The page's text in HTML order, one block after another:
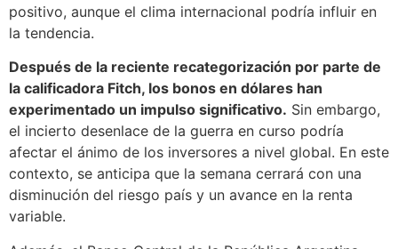
positivo, aunque el clima internacional podría influir en
la tendencia.
Después de la reciente recategorización por parte de
la calificadora Fitch, los bonos en dólares han
experimentado un impulso significativo. Sin embargo,
el incierto desenlace de la guerra en curso podría
afectar el ánimo de los inversores a nivel global. En este
contexto, se anticipa que la semana cerrará con una
disminución del riesgo país y un avance en la renta
variable.